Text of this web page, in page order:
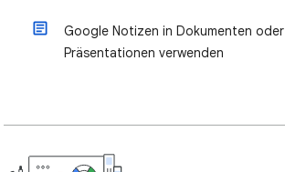
Google Notizen in Dokumenten oder
Präsentationen verwenden